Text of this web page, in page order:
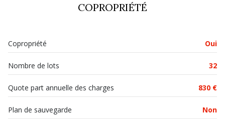
COPROPRIÉTÉ
Copropriété Oui
Nombre de lots 32
Quote part annuelle des charges 830 €
Plan de sauvegarde Non